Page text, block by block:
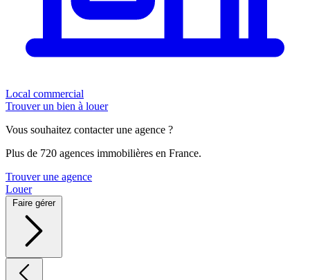
Local commercial
Trouver un bien à louer
Vous souhaitez contacter une agence ?
Plus de 720 agences immobilières en France.
Trouver une agence
Louer
Faire gérer